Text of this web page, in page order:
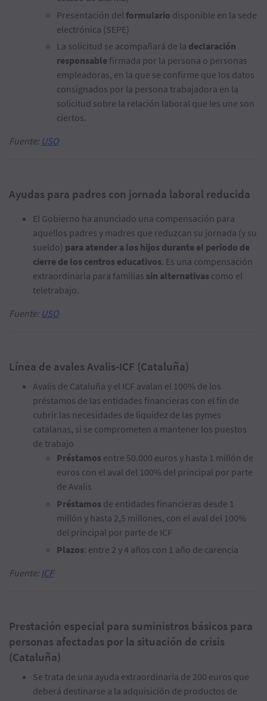
Presentación del formulario disponible en la sede
electrónica (SEPE)
La solicitud se acompañará de la declaración
responsable firmada por la persona o personas
empleadoras, en la que se confirme que los datos
consignados por la persona trabajadora en la
solicitud sobre la relación laboral que les une son
ciertos.
Fuente: USO
Ayudas para padres con jornada laboral reducida
El Gobierno ha anunciado una compensación para
aquellos padres y madres que reduzcan su jornada (y su
sueldo) para atender a los hijos durante el periodo de
cierre de los centros educativos. Es una compensación
extraordinaria para familias sin alternativas como el
teletrabajo.
Fuente: USO
Línea de avales Avalis-ICF (Cataluña)
Avalis de Cataluña y el ICF avalan el 100% de los
préstamos de las entidades financieras con el fin de
cubrir las necesidades de liquidez de las pymes
catalanas, si se comprometen a mantener los puestos
de trabajo
Préstamos entre 50.000 euros y hasta 1 millón de
euros con el aval del 100% del principal por parte
de Avalis
Préstamos de entidades financieras desde 1
millón y hasta 2,5 millones, con el aval del 100%
del principal por parte de ICF
Plazos: entre 2 y 4 años con 1 año de carencia
Fuente: ICF
Prestación especial para suministros básicos para
personas afectadas por la situación de crisis
(Cataluña)
Se trata de una ayuda extraordinaria de 200 euros que
deberá destinarse a la adquisición de productos de